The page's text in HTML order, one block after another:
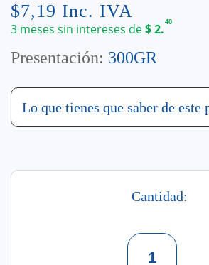
$7,19 Inc. IVA
3 meses sin intereses de$2.40
Presentación: 300GR
Lo que tienes que saber de este
Cantidad:
Mascarilla
Cannabis